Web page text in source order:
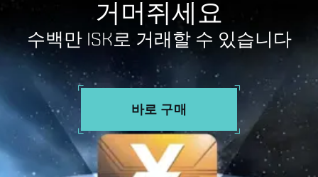
거머쥐세요
수백만 ISK로 거래할 수 있습니다
바로 구매